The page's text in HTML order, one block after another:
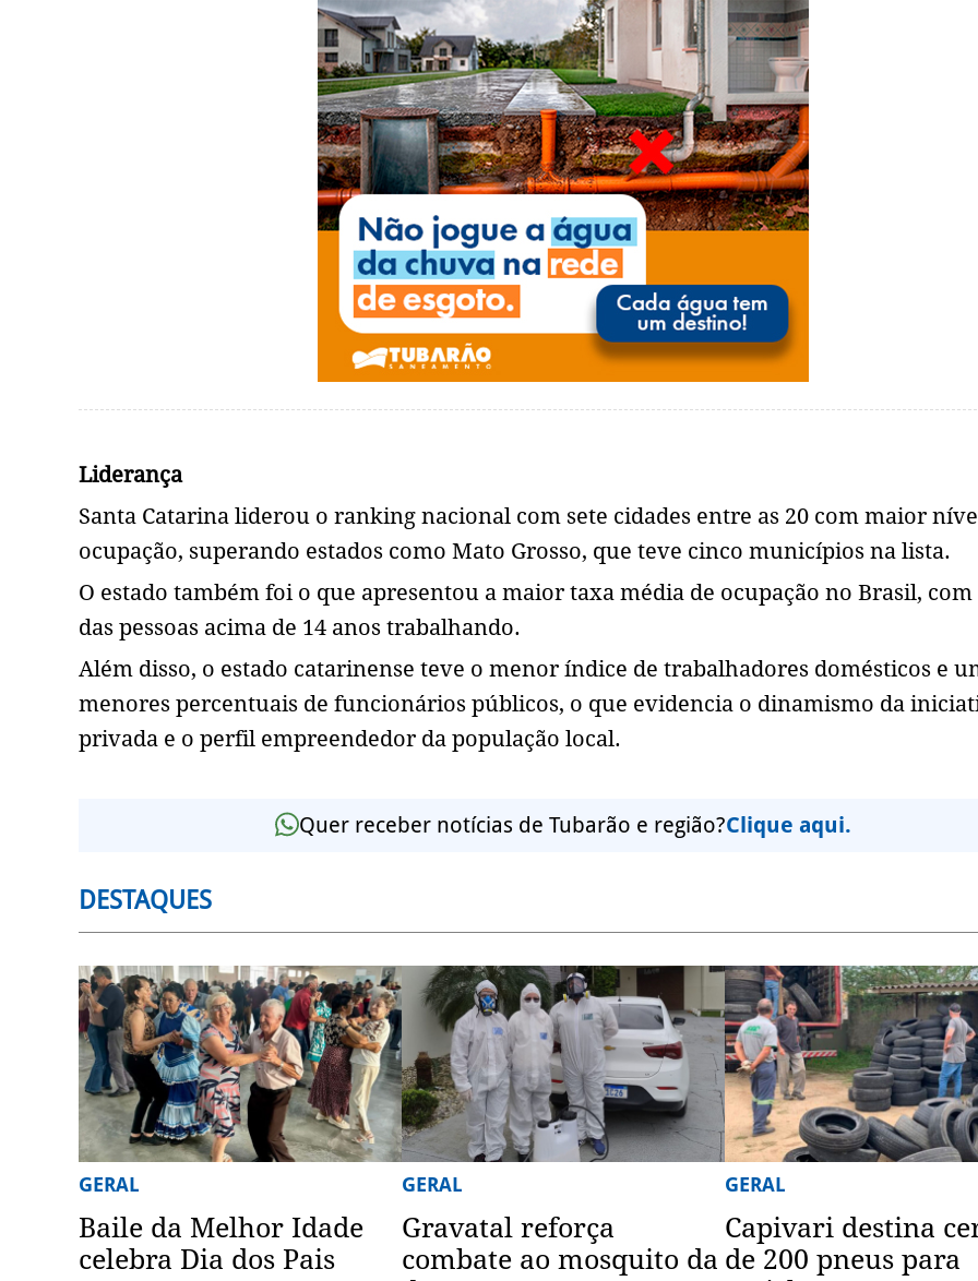
Liderança
Santa Catarina liderou o ranking nacional com sete cidades entre as 20 com maior
ocupação, superando estados como Mato Grosso, que teve cinco municípios na lista.
O estado também foi o que apresentou a maior taxa média de ocupação no Brasil, com
das pessoas acima de 14 anos trabalhando.
Além disso, o estado catarinense teve o menor índice de trabalhadores domésticos e
menores percentuais de funcionários públicos, o que evidencia o dinamismo da
privada e o perfil empreendedor da população local.
Quer receber notícias de Tubarão e região?Clique aqui.
DESTAQUES
GERAL
Baile da Melhor Idade
celebra Dia dos Pais
GERAL
Gravatal reforça
combate ao mosquito da
GERAL
Capivari destina
de 200 pneus para